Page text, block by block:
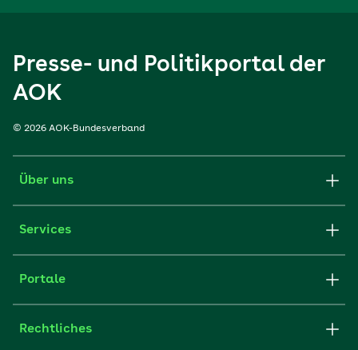
Presse- und Politikportal der
AOK
© 2026 AOK-Bundesverband
Über uns
Services
Portale
Rechtliches